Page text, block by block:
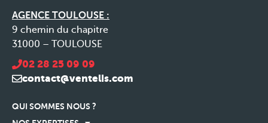
AGENCE TOULOUSE :
9 chemin du chapitre
31000 – TOULOUSE
02 28 25 09 09
contact@ventelis.com
QUI SOMMES NOUS ?